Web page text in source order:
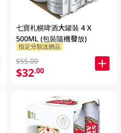
七寶札幌啤酒大罐裝 4 X
500ML (包裝隨機發放)
指定分類送贈品
$55.00
$32.00